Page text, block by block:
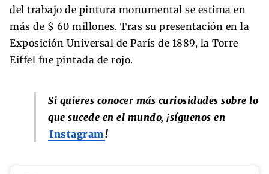
del trabajo de pintura monumental se estima en
más de $ 60 millones. Tras su presentación en la
Exposición Universal de París de 1889, la Torre
Eiffel fue pintada de rojo.
Si quieres conocer más curiosidades sobre lo
que sucede en el mundo, ¡síguenos en
Instagram!